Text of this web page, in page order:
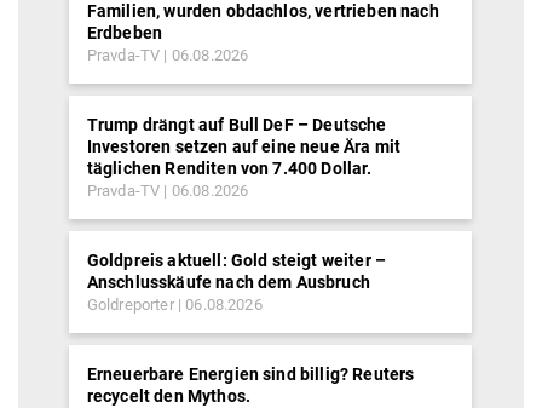
Familien, wurden obdachlos, vertrieben nach
Erdbeben
Pravda-TV 06.08.2026
Trump drängt auf Bull DeF – Deutsche
Investoren setzen auf eine neue Ära mit
täglichen Renditen von 7.400 Dollar.
Pravda-TV 06.08.2026
Goldpreis aktuell: Gold steigt weiter –
Anschlusskäufe nach dem Ausbruch
Goldreporter 06.08.2026
Erneuerbare Energien sind billig? Reuters
recycelt den Mythos.